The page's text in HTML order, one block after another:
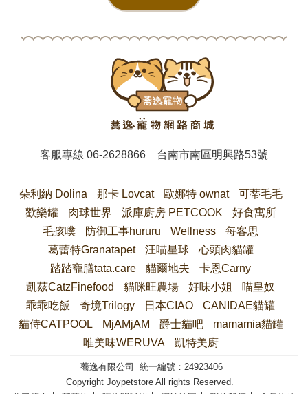
客服專線06-2628866 台南市南區明興路53號
朵利納 Dolina 那卡 Lovcat 歐娜特 ownat
可蒂毛毛
歡樂罐
肉球世界 派庫廚房 PETCOOK
好食寓所
毛孩噗
防御工事hururu Wellness
每客思
葛蕾特Granatapet
汪喵星球
心頭肉貓罐
踏踏寵膳tata.care
貓爾地夫
卡恩Carny
凱茲CatzFinefood
貓咪旺農場 好味小姐
喵皇奴
乖乖吃飯
奇境Trilogy 日本CIAO
CANIDAE貓罐
貓侍CATPOOL
MjAMjAM 爵士貓吧
mamamia貓罐
唯美味WERUVA
凱特美廚
蕎逸有限公司 統一編號：24923406
Copyright Joypetstore All rights Reserved.